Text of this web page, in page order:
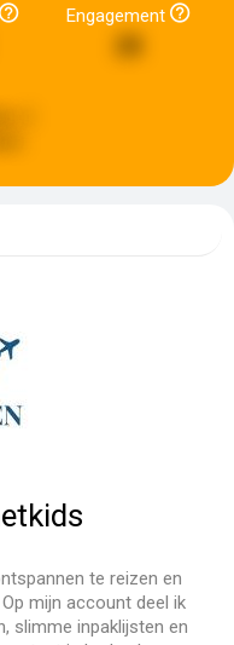
Engagement
te reizen en
mijn account deel ik
slimme inpaklijsten en